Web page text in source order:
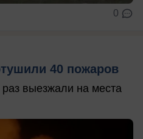
0
40 пожаров
выезжали на места